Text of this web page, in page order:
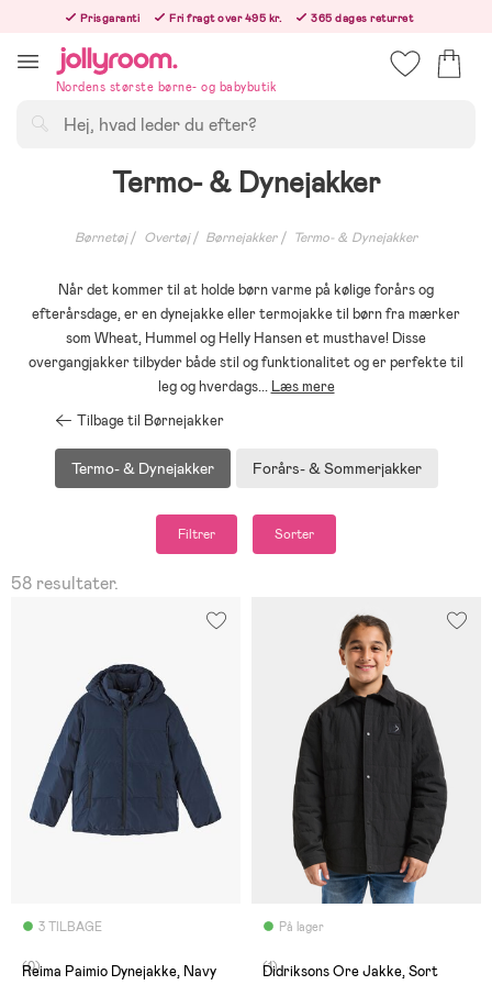
innehållet
Prisgaranti Fri fragt over 495 kr.
365 dages returret
Nordens største børne- og babybutik
Termo- & Dynejakker
Børnetøj Overtøj Børnejakker Termo- & Dynejakker
Når det kommer til at holde børn varme på kølige forårs og
efterårsdage, er en dynejakke eller termojakke til børn fra mærker
som Wheat, Hummel og Helly Hansen et musthave! Disse
overgangjakker tilbyder både stil og funktionalitet og er perfekte til
leg og hverdags... Læs mere
Tilbage til Børnejakker
Termo- & Dynejakker Forårs- & Sommerjakker
Filtrer Sorter
58 resultater.
3 TILBAGE
(0)
Reima Paimio Dynejakke, Navy
På lager
(1)
Didriksons Ore Jakke, Sort